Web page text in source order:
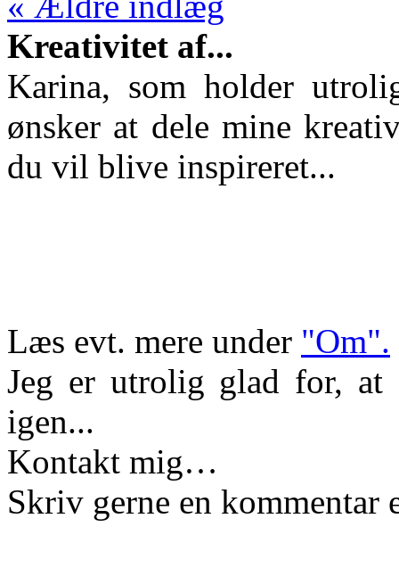
Kreativitet af...
Karina, som holder
ønsker at dele mine
du vil blive inspireret...
Læs evt. mere under "Om".
Jeg er utrolig glad for,
igen...
Kontakt mig…
Skriv gerne en kommentar